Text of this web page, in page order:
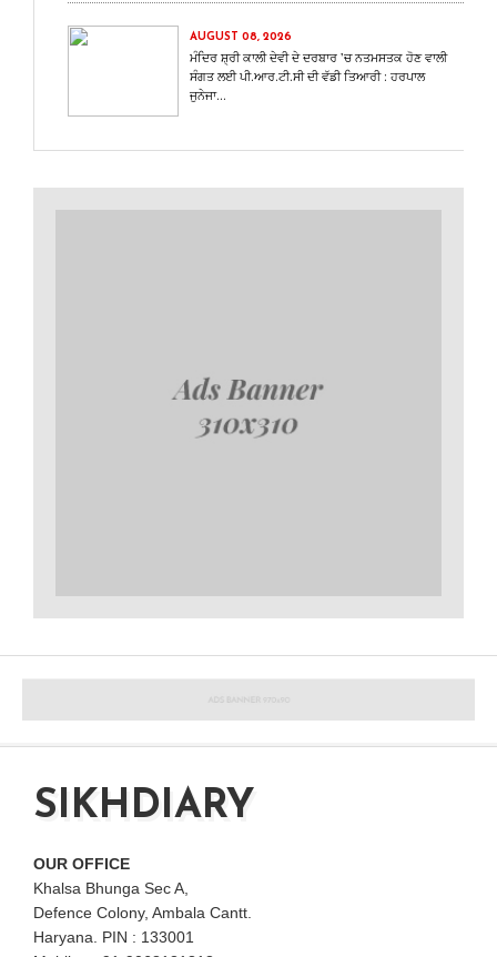
AUGUST 08, 2026
ਮੰਦਿਰ ਸ਼੍ਰੀ ਕਾਲੀ ਦੇਵੀ ਦੇ ਦਰਬਾਰ ’ਚ ਨਤਮਸਤਕ ਹੋਣ ਵਾਲੀ
ਸੰਗਤ ਲਈ ਪੀ.ਆਰ.ਟੀ.ਸੀ ਦੀ ਵੱਡੀ ਤਿਆਰੀ : ਹਰਪਾਲ
ਜੁਨੇਜਾ...
SIKHDIARY
OUR OFFICE
Khalsa Bhunga Sec A,
Defence Colony, Ambala Cantt.
Haryana. PIN : 133001